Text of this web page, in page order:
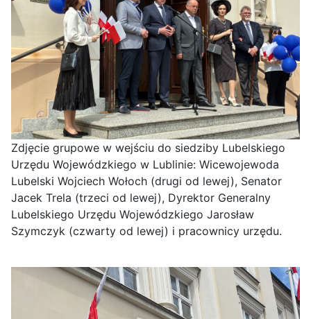
Zdjęcie grupowe w wejściu do siedziby Lubelskiego
Urzędu Wojewódzkiego w Lublinie: Wicewojewoda
Lubelski Wojciech Wołoch (drugi od lewej), Senator
Jacek Trela (trzeci od lewej), Dyrektor Generalny
Lubelskiego Urzędu Wojewódzkiego Jarosław
Szymczyk (czwarty od lewej) i pracownicy urzędu.